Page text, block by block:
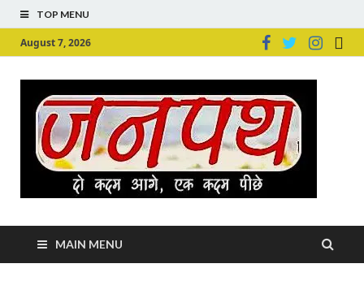
TOP MENU
August 7, 2026
MAIN MENU